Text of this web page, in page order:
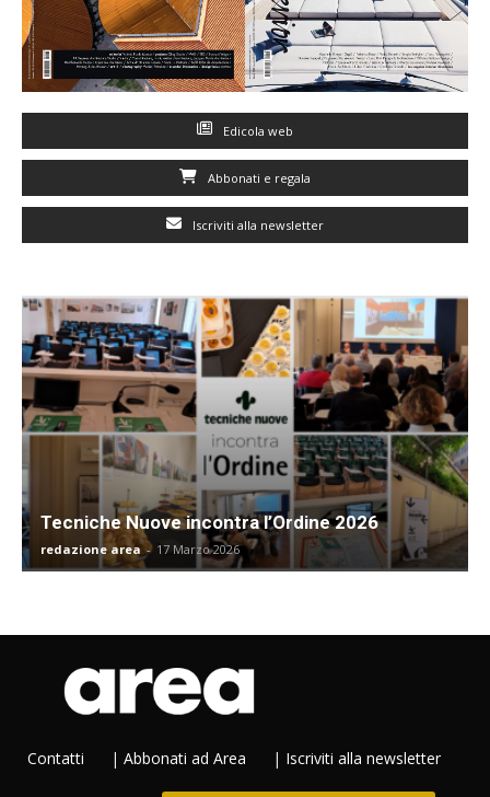
Edicola web
Abbonati e regala
Iscriviti alla newsletter
Tecniche Nuove incontra l’Ordine 2026
redazione area - 17 Marzo 2026
Contatti | Abbonati ad Area | Iscriviti alla newsletter